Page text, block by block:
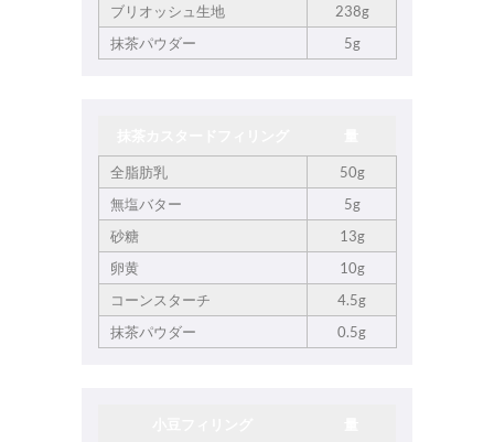
ブリオッシュ生地
238g
抹茶パウダー
5g
全脂肪乳
50g
無塩バター
5g
砂糖
13g
卵黄
10g
コーンスターチ
4.5g
抹茶パウダー
0.5g